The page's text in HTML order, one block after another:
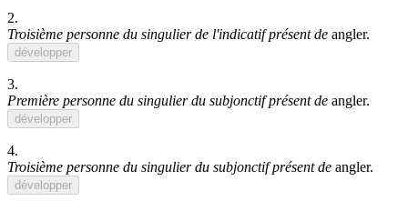
2.
Troisième personne du singulier de l'indicatif présent de angler.
développer
3.
Première personne du singulier du subjonctif présent de angler.
développer
4.
Troisième personne du singulier du subjonctif présent de angler.
développer